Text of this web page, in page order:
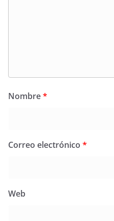
Nombre*
Correo electrónico *
Web